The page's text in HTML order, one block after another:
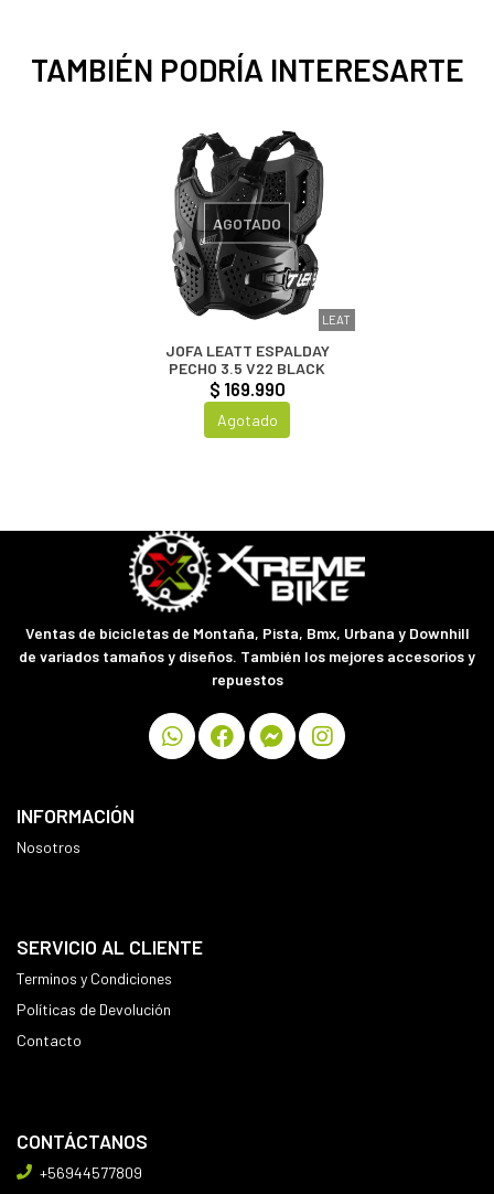
TAMBIÉN PODRÍA INTERESARTE
LEAT
AGOTADO
JOFA LEATT ESPALDAY
PECHO 3.5 V22 BLACK
$ 169.990
Agotado
Ventas de bicicletas de Montaña, Pista, Bmx, Urbana y Downhill
de variados tamaños y diseños. También los mejores accesorios y
repuestos
INFORMACIÓN
Nosotros
SERVICIO AL CLIENTE
Terminos y Condiciones
Políticas de Devolución
Contacto
CONTÁCTANOS
+56944577809